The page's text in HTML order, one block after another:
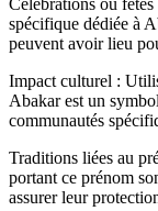
spécifique dédiée à
peuvent avoir lieu
Impact culturel :
Abakar est un
communautés
Traditions liées au
portant ce prénom
assurer leur